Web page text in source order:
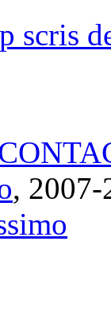
scris
, 2007-